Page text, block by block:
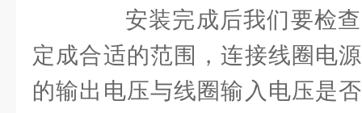
安装完成后我们要检查
定成合适的范围，连接线圈电
的输出电压与线圈输入电压是